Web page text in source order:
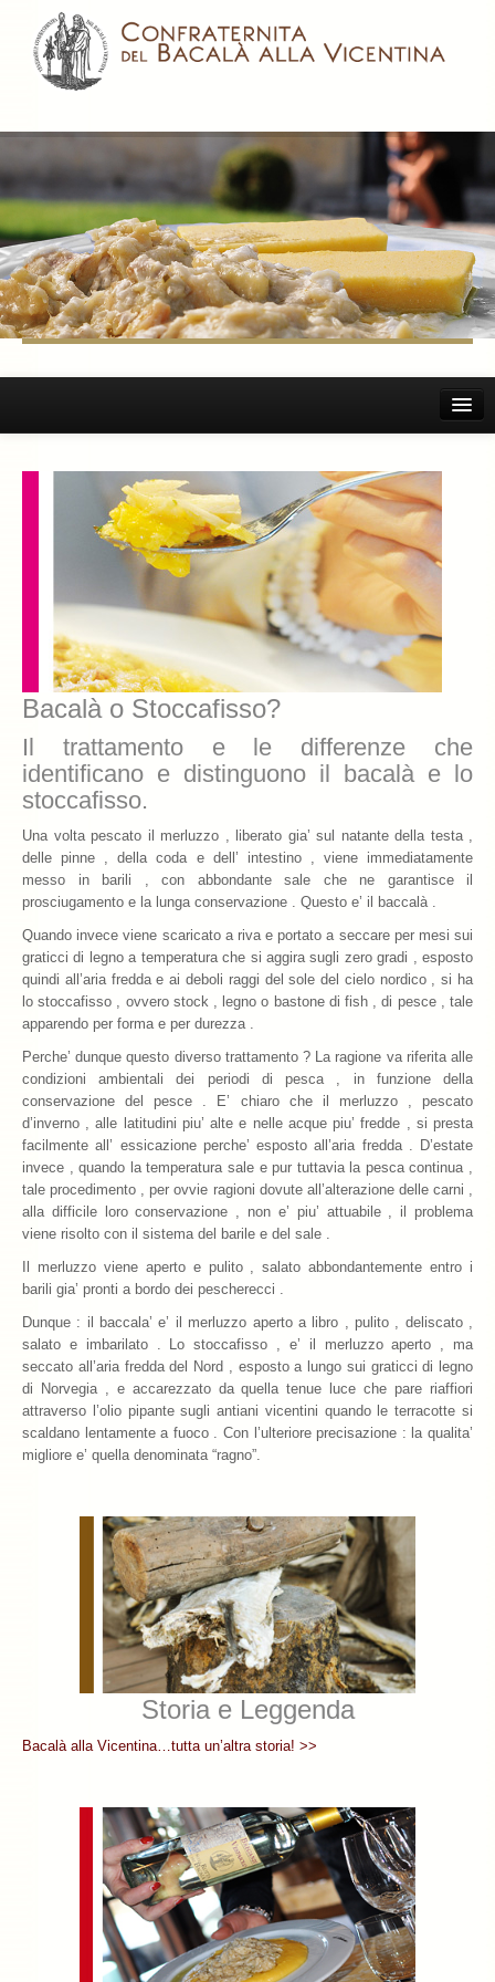
Il Bacalà Alla Vicentina
Chiamatemi Bacalà
Storia e Leggenda
La Confraternita
Archivio 2019
Archivio 2018
Archivio 2017
Archivio 2010-2016
Archivio Confraternita del Bacalà
Bacalà Club
Sulla Rotta del Bacalà – Via Querinissima
La Ricetta
I Ristoranti
Contatti
Bacalà o Stoccafisso?
Il trattamento e le differenze che
identificano e distinguono il bacalà e lo
stoccafisso.
Una volta pescato il merluzzo , liberato gia’ sul natante della testa ,
delle pinne , della coda e dell’ intestino , viene immediatamente
messo in barili , con abbondante sale che ne garantisce il
prosciugamento e la lunga conservazione . Questo e’ il baccalà .
Quando invece viene scaricato a riva e portato a seccare per mesi sui
graticci di legno a temperatura che si aggira sugli zero gradi , esposto
quindi all’aria fredda e ai deboli raggi del sole del cielo nordico , si ha
lo stoccafisso , ovvero stock , legno o bastone di fish , di pesce , tale
apparendo per forma e per durezza .
Perche’ dunque questo diverso trattamento ? La ragione va riferita alle
condizioni ambientali dei periodi di pesca , in funzione della
conservazione del pesce . E’ chiaro che il merluzzo , pescato
d’inverno , alle latitudini piu’ alte e nelle acque piu’ fredde , si presta
facilmente all’ essicazione perche’ esposto all’aria fredda . D’estate
invece , quando la temperatura sale e pur tuttavia la pesca continua ,
tale procedimento , per ovvie ragioni dovute all’alterazione delle carni ,
alla difficile loro conservazione , non e’ piu’ attuabile , il problema
viene risolto con il sistema del barile e del sale .
Il merluzzo viene aperto e pulito , salato abbondantemente entro i
barili gia’ pronti a bordo dei pescherecci .
Dunque : il baccala’ e’ il merluzzo aperto a libro , pulito , deliscato ,
salato e imbarilato . Lo stoccafisso , e’ il merluzzo aperto , ma
seccato all’aria fredda del Nord , esposto a lungo sui graticci di legno
di Norvegia , e accarezzato da quella tenue luce che pare riaffiori
attraverso l’olio pipante sugli antiani vicentini quando le terracotte si
scaldano lentamente a fuoco . Con l’ulteriore precisazione : la qualita’
migliore e’ quella denominata “ragno”.
Storia e Leggenda
Bacalà alla Vicentina…tutta un’altra storia! >>